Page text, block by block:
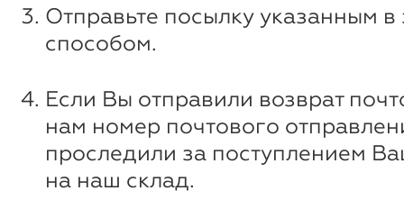
Отправьте посылку указанным в
способом.
Если Вы отправили возврат
нам номер почтового
проследили за поступлением
на наш склад.